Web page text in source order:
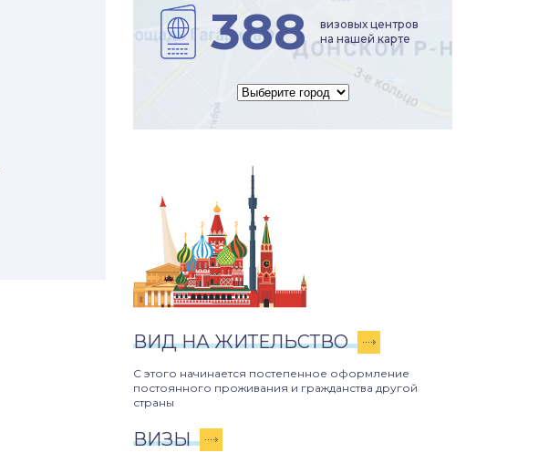
388
визовых центров
на нашей карте
ВИД НА ЖИТЕЛЬСТВО
С этого начинается постепенное оформление
постоянного проживания и гражданства другой
страны
ВИЗЫ